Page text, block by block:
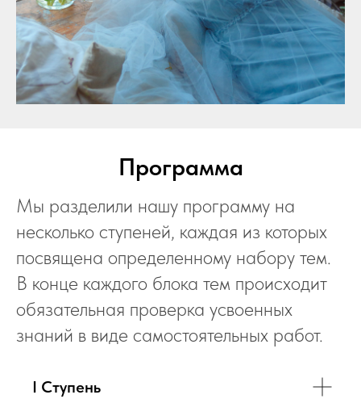
Программа
Мы разделили нашу программу на
несколько ступеней, каждая из которых
посвящена определенному набору тем.
В конце каждого блока тем происходит
обязательная проверка усвоенных
знаний в виде самостоятельных работ.
I Ступень